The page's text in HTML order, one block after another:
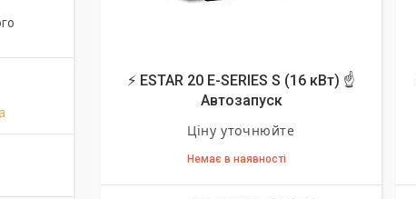
⚡ ESTAR 20 E-SERIES S (16 кВт) ☝
Автозапуск
Ціну уточнюйте
Немає в наявності